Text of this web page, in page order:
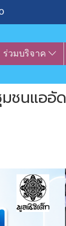
ร่วมบริจาค
มชนแออัด